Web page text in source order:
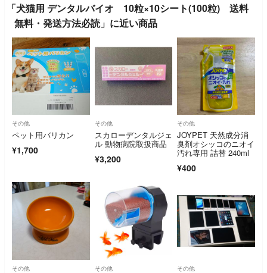
「犬猫用 デンタルバイオ 10粒×10シート(100粒) 送料
無料・発送方法必読」に近い商品
その他
ペット用バリカン
¥1,700
その他
スカローデンタルジェ
ル 動物病院取扱商品
¥3,200
その他
JOYPET 天然成分消
臭剤オシッコのニオイ
汚れ専用 詰替 240ml
¥400
その他 その他 その他